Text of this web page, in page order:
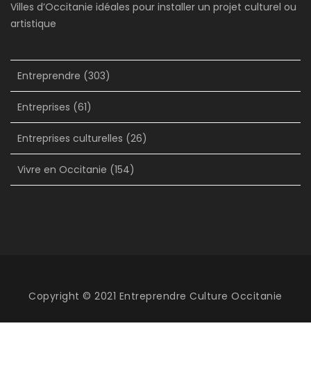
Villes d’Occitanie idéales pour installer un projet culturel ou
artistique
Entreprendre (303)
Entreprises (61)
Entreprises culturelles (26)
Vivre en Occitanie (154)
Copyright © 2021 Entreprendre Culture Occitanie